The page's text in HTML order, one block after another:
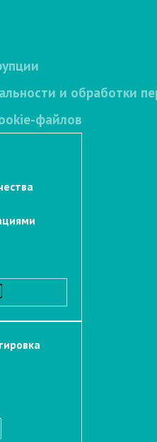
и обработки
файлов